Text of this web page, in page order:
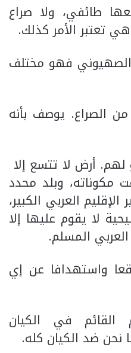
طائفي، ولا صراع
تعتبر الأمر كذلك.
الصهيوني فهو مختلف
الصراع. يوصف بأنه
أرض لا تتسع إلا
مكوناته، وبلد محدد
العربي الكبير،
لا يقوم عليها إلا
المسلم.
واستهدافا عن إي
في الكيان
نحن ضد الكيان كله.